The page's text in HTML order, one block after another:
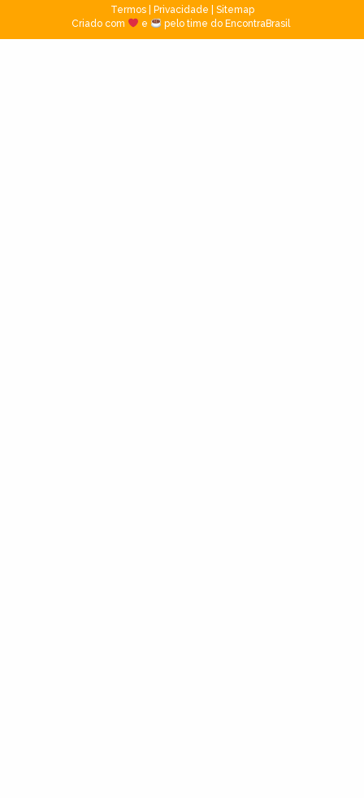
Termos| Privacidade
Sitemap
Criado com
e pelo time do EncontraBrasil